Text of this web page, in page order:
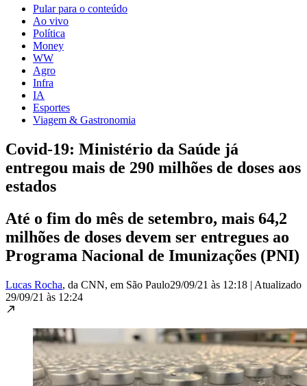
Pular para o conteúdo
Ao vivo
Política
Money
WW
Agro
Infra
IA
Esportes
Viagem & Gastronomia
Covid-19: Ministério da Saúde já
entregou mais de 290 milhões de doses aos
estados
Até o fim do mês de setembro, mais 64,2
milhões de doses devem ser entregues ao
Programa Nacional de Imunizações (PNI)
Lucas Rocha, da CNN, em São Paulo29/09/21 às 12:18 | Atualizado
29/09/21 às 12:24